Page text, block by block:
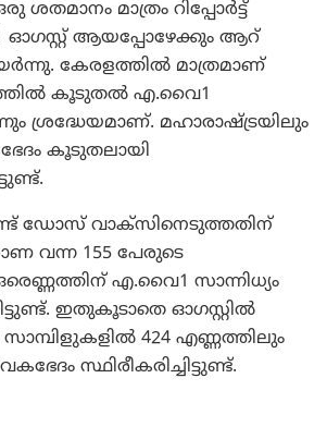
ശതമാനം മാത്രം റിപ്പോര്‍ട്ട്
ആയപ്പോഴേക്കും ആറ്
കേരളത്തില്‍ മാത്രമാണ്
കൂടുതല്‍ എ.വൈ1
ശ്രദ്ധേയമാണ്. മഹാരാഷ്ട്രയിലും
കൂടുതലായി
ഡോസ് വാക്സിനെടുത്തതിന്
വന്ന 155 പേരുടെ
എ.വൈ1 സാന്നിധ്യം
ഇതുകൂടാതെ ഓഗസ്റ്റില്‍
സാമ്പിളുകളില്‍ 424 എണ്ണത്തിലും
സ്ഥിരീകരിച്ചിട്ടുണ്ട്.